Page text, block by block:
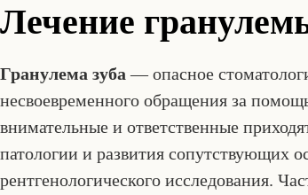
Лечение
Гранулема зуба — опасное
несвоевременного обращения за
внимательные и ответственные
патологии и развития сопутствующих
рентгенологического исследования.